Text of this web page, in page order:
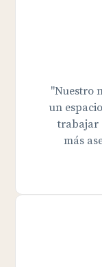
"Nuestro
un
trabajar
más